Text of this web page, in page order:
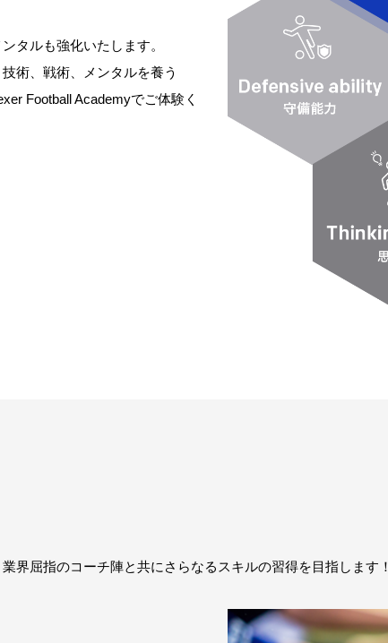
タルも強化いたします。
術、戦術、メンタルを養う
Football Academyでご体験く
界屈指のコーチ陣と共にさらなるスキルの習得を目指します！